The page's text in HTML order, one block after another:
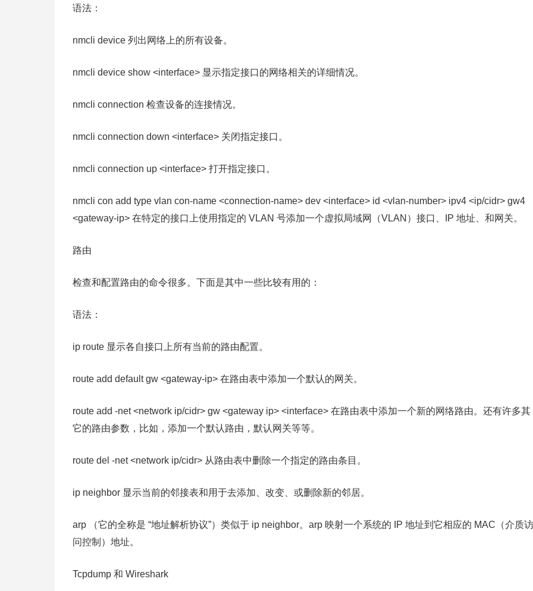
语法：
nmcli device 列出网络上的所有设备。
nmcli device show <interface> 显示指定接口的网络相关的详细情况。
nmcli connection 检查设备的连接情况。
nmcli connection down <interface> 关闭指定接口。
nmcli connection up <interface> 打开指定接口。
nmcli con add type vlan con-name <connection-name> dev <interface> id <vlan-number> ipv4 <ip/cidr> gw4
<gateway-ip> 在特定的接口上使用指定的 VLAN 号添加一个虚拟局域网（VLAN）接口、IP 地址、和网关。
路由
检查和配置路由的命令很多。下面是其中一些比较有用的：
语法：
ip route 显示各自接口上所有当前的路由配置。
route add default gw <gateway-ip> 在路由表中添加一个默认的网关。
route add -net <network ip/cidr> gw <gateway ip> <interface> 在路由表中添加一个新的网络路由。还有许多其
它的路由参数，比如，添加一个默认路由，默认网关等等。
route del -net <network ip/cidr> 从路由表中删除一个指定的路由条目。
ip neighbor 显示当前的邻接表和用于去添加、改变、或删除新的邻居。
arp （它的全称是 “地址解析协议”）类似于 ip neighbor。arp 映射一个系统的 IP 地址到它相应的 MAC（介质访
问控制）地址。
Tcpdump 和 Wireshark